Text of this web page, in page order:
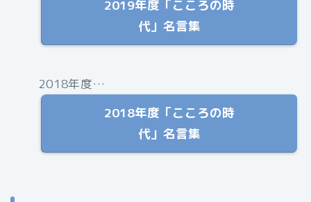
2019年度「こころの時
代」名言集
2018年度…
2018年度「こころの時
代」名言集